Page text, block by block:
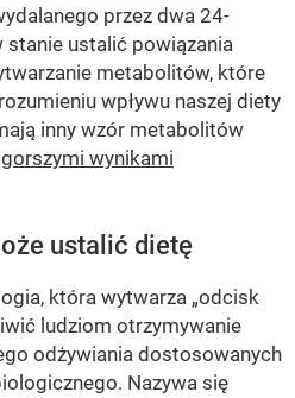
przez dwa 24-
ustalić powiązania
metabolitów, które
wpływu naszej diety
inny wzór metabolitów
gorszymi wynikami
ustalić dietę
która wytwarza „odcisk
ludziom otrzymywanie
odżywiania dostosowanych
Nazywa się